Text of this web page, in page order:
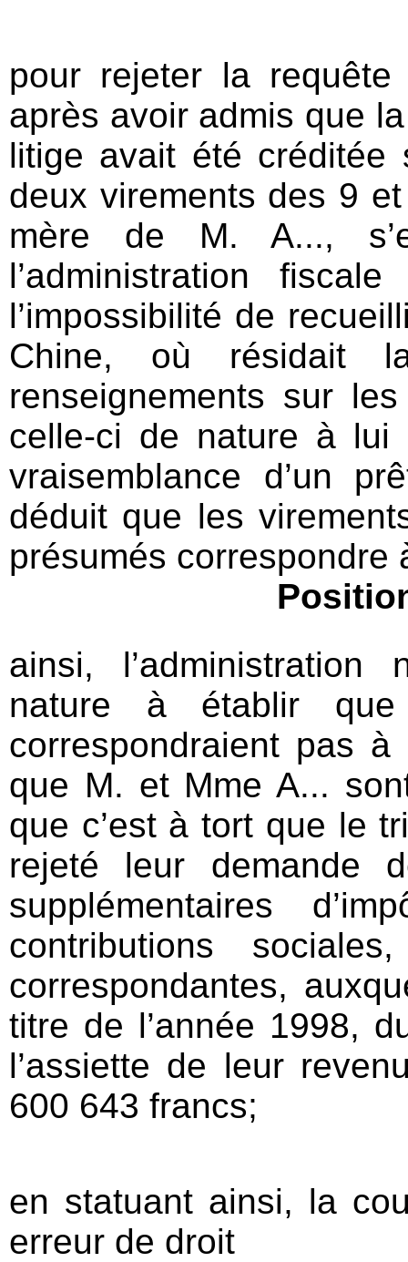
pour rejeter la
après avoir admis que
litige avait été créditée
deux virements des 9
mère de M. A...,
l’administration
l’impossibilité de
Chine, où résidait
renseignements sur
celle-ci de nature à lui
vraisemblance d’un
déduit que les
présumés correspondre
ainsi, l’administration
nature à établir
correspondraient pas
que M. et Mme A...
que c’est à tort que le
rejeté leur demande
supplémentaires
contributions
correspondantes,
titre de l’année 1998,
l’assiette de leur
600 643 francs;
en statuant ainsi, la
erreur de droit